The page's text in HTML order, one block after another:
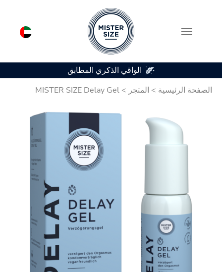
الواقي الذكري المطابق
الصفحة الرئيسية > المتجر >
MISTER SIZE Delay Gel